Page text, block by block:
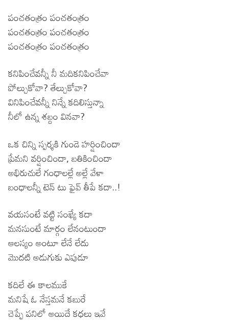
పంచతంత్రం పంచతంత్రం
పంచతంత్రం పంచతంత్రం
పంచతంత్రం పంచతంత్రం
కనిపించేవన్నీ నీ మదికనిపించేవా
పోల్చుకోవా? తేల్చుకోవా?
వినిపించేవన్నీ నిన్నే కదిలిస్తున్నా
నీలో ఉన్న శబ్దం వినవా?
ఒక చిన్ని స్పర్శకి గుండె హర్షించిందా
ప్రేమని వర్షించిందా, బతికించిందా
అభిరుచులే గంధాలల్లే అల్లే వేళా
బంధాలన్నీ టెన్ టు ఫైవ్ తీపే కదా..!
వయసంటే వట్టి సంఖ్యే కదా
మనసుంటే మార్గం లేనంటుందా
ఆలస్యం అంటూ లేనే లేదు
మొదటి అడుగుకు ఎపుడూ
కదిలే ఈ కాలముకే
మనిషే ఓ నేస్తమనే కబురే
చెప్పే పనిలో అయిదే కధలు ఇవే